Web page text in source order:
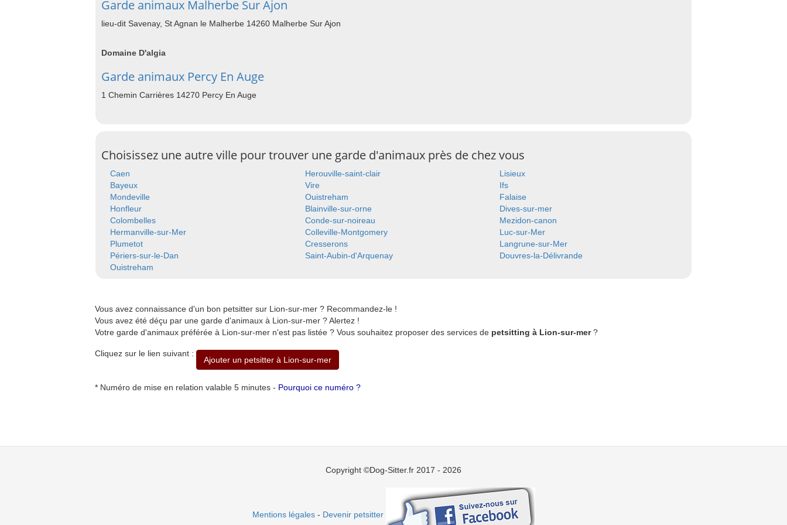
Garde animaux Malherbe Sur Ajon
lieu-dit Savenay, St Agnan le Malherbe 14260 Malherbe Sur Ajon
Domaine D'algia
Garde animaux Percy En Auge
1 Chemin Carrières 14270 Percy En Auge
Choisissez une autre ville pour trouver une garde d'animaux près de chez vous
Caen Herouville-saint-clair
Lisieux
Bayeux
Vire
Ifs
Mondeville
Ouistreham
Falaise
Honfleur
Blainville-sur-orne
Dives-sur-mer
Colombelles
Conde-sur-noireau
Mezidon-canon
Hermanville-sur-Mer
Colleville-Montgomery
Luc-sur-Mer
Plumetot
Cresserons
Langrune-sur-Mer
Périers-sur-le-Dan
Saint-Aubin-d'Arquenay
Douvres-la-Délivrande
Ouistreham
Vous avez connaissance d'un bon petsitter sur Lion-sur-mer ? Recommandez-le !
Vous avez été déçu par une garde d'animaux à Lion-sur-mer ? Alertez !
Votre garde d'animaux préférée à Lion-sur-mer n'est pas listée ? Vous souhaitez proposer des services de petsitting à Lion-sur-mer?
Cliquez sur le lien suivant :
Ajouter un petsitter à Lion-sur-mer
* Numéro de mise en relation valable 5 minutes - Pourquoi ce numéro ?
Copyright ©Dog-Sitter.fr 2017 - 2026
Mentions légales- Devenir petsitter